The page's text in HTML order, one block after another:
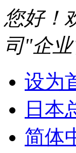
您好！
司"企业
设为
日本
简体